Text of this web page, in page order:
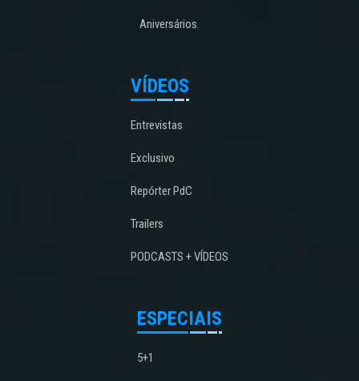
Aniversários
VÍDEOS
Entrevistas
Exclusivo
Repórter PdC
Trailers
PODCASTS + VÍDEOS
ESPECIAIS
5+1